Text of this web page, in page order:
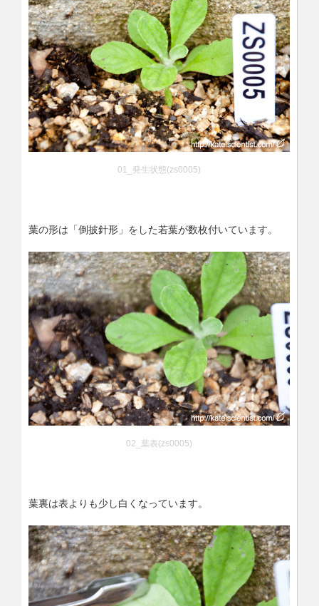
01_発生状態(zs0005)
葉の形は「倒披針形」をした若葉が数枚付いています。
02_葉表(zs0005)
葉裏は表よりも少し白くなっています。